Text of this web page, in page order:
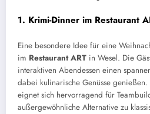
1. Krimi-Dinner im Restaurant
Eine besondere Idee für eine
im Restaurant ART in Wesel. Die
interaktiven Abendessen einen
dabei kulinarische Genüsse
eignet sich hervorragend für
außergewöhnliche Alternative zu